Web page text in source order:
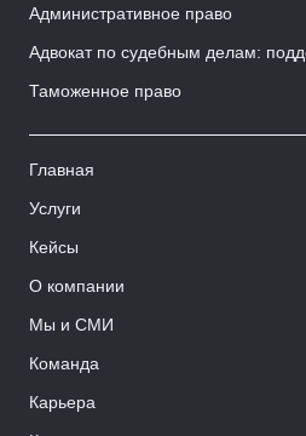
Административное право
Адвокат по судебным делам:
Таможенное право
Главная
Услуги
Кейсы
О компании
Мы и СМИ
Команда
Карьера